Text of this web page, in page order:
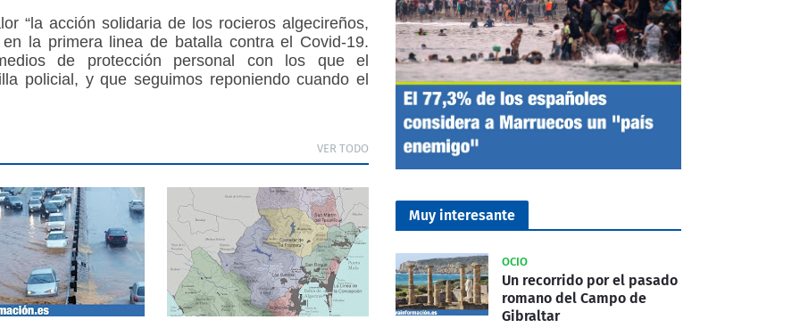
“la acción solidaria de los rocieros algecireños,
la primera linea de batalla contra el Covid-19.
de protección personal con los que el
policial, y que seguimos reponiendo cuando el
VER TODO
Muy interesante
OCIO
Un recorrido por el pasado
romano del Campo de
Gibraltar